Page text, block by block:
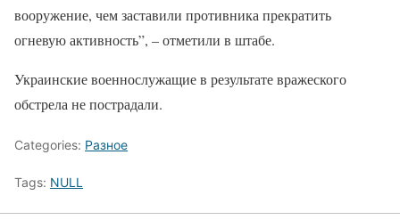
вооружение, чем заставили противника прекратить
огневую активность”, – отметили в штабе.
Украинские военнослужащие в результате вражеского
обстрела не пострадали.
Categories: Разное
Tags: NULL